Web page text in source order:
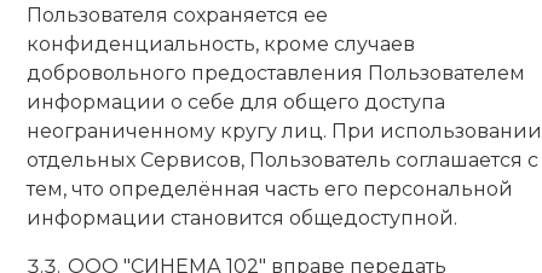
Пользователя сохраняется ее
конфиденциальность, кроме случаев
добровольного предоставления Пользователем
информации о себе для общего доступа
неограниченному кругу лиц. При использовании
отдельных Сервисов, Пользователь соглашается с
тем, что определённая часть его персональной
информации становится общедоступной.
ООО "СИНЕМА 102" вправе передать